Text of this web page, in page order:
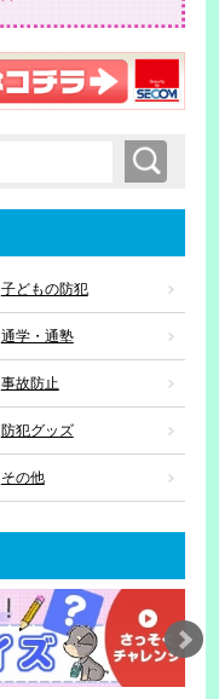
検索
子どもの防犯
通学・通塾
事故防止
防犯グッズ
その他